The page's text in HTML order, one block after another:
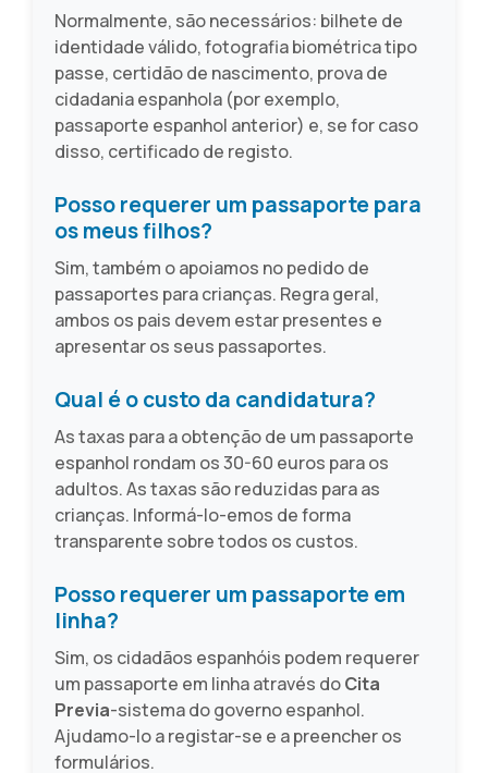
Normalmente, são necessários: bilhete de
identidade válido, fotografia biométrica tipo
passe, certidão de nascimento, prova de
cidadania espanhola (por exemplo,
passaporte espanhol anterior) e, se for caso
disso, certificado de registo.
Posso requerer um passaporte para
os meus filhos?
Sim, também o apoiamos no pedido de
passaportes para crianças. Regra geral,
ambos os pais devem estar presentes e
apresentar os seus passaportes.
Qual é o custo da candidatura?
As taxas para a obtenção de um passaporte
espanhol rondam os 30-60 euros para os
adultos. As taxas são reduzidas para as
crianças. Informá-lo-emos de forma
transparente sobre todos os custos.
Posso requerer um passaporte em
linha?
Sim, os cidadãos espanhóis podem requerer
um passaporte em linha através doCita
Previa-sistema do governo espanhol.
Ajudamo-lo a registar-se e a preencher os
formulários.